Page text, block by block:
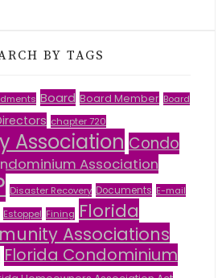
BY TAGS
Board Board Member Board
chapter 720
Association Condo
Association
Disaster Recovery Documents E-mail
Estoppel Fining Florida
Associations
Florida Condominium